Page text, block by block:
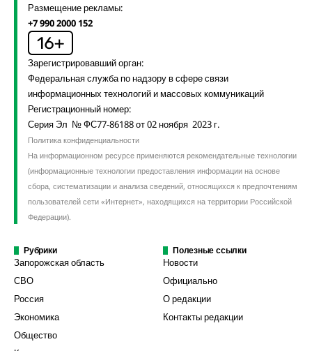
Размещение рекламы:
+7 990 2000 152
Зарегистрировавший орган:
Федеральная служба по надзору в сфере связи
информационных технологий и массовых коммуникаций
Регистрационный номер:
Серия Эл № ФС77-86188 от 02 ноября 2023 г.
Политика конфиденциальности
На информационном ресурсе применяются рекомендательные технологии
(информационные технологии предоставления информации на основе
сбора, систематизации и анализа сведений, относящихся к предпочтениям
пользователей сети «Интернет», находящихся на территории Российской
Федерации).
Рубрики
Запорожская область
СВО
Россия
Экономика
Общество
Полезные ссылки
Новости
Официально
О редакции
Контакты редакции